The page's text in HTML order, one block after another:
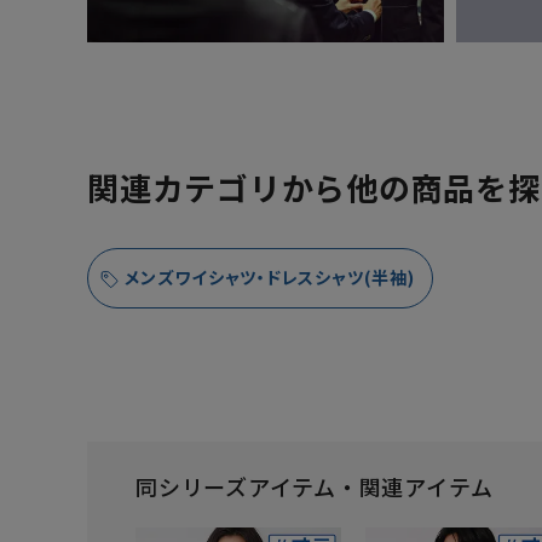
関連カテゴリから他の商品を
メンズワイシャツ・ドレスシャツ(半袖)
同シリーズアイテム・関連アイテム